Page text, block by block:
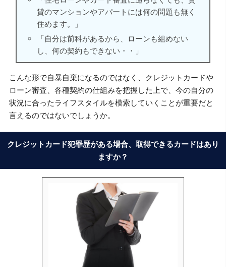
貸のマンションやアパートには何の問題も無く
住めます。」
「自分は前科があるから、ローンも組めない
し、何の契約もできない・・」
こんな形で自暴自棄になるのではなく、クレジットカードや
ローン審査、各種契約の仕組みを把握した上で、今の自分の
状況に合ったライフスタイルを模索していくことが重要だと
言えるのではないでしょうか。
クレジットカード犯罪歴がある場合、取得できるカードはあり
ますか？